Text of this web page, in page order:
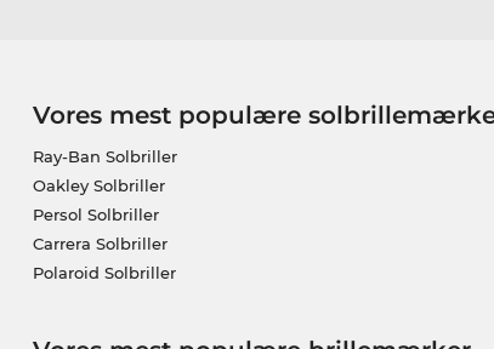
Vores mest populære
Ray-Ban Solbriller
Oakley Solbriller
Persol Solbriller
Carrera Solbriller
Polaroid Solbriller